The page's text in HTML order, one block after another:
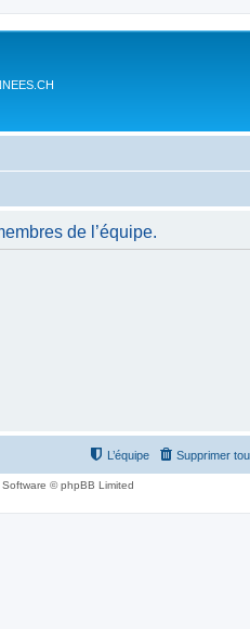
de l’équipe.
Supprimer
L’équipe
© phpBB Limited